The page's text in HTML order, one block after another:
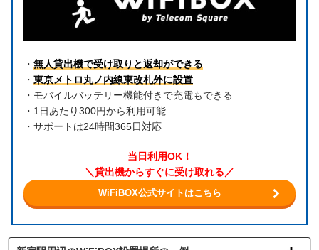
・無人貸出機で受け取りと返却ができる
・東京メトロ丸ノ内線東改札外に設置
・モバイルバッテリー機能付きで充電もできる
・1日あたり300円から利用可能
・サポートは24時間365日対応
当日利用OK！
＼貸出機からすぐに受け取れる／
WiFiBOX公式サイトはこちら